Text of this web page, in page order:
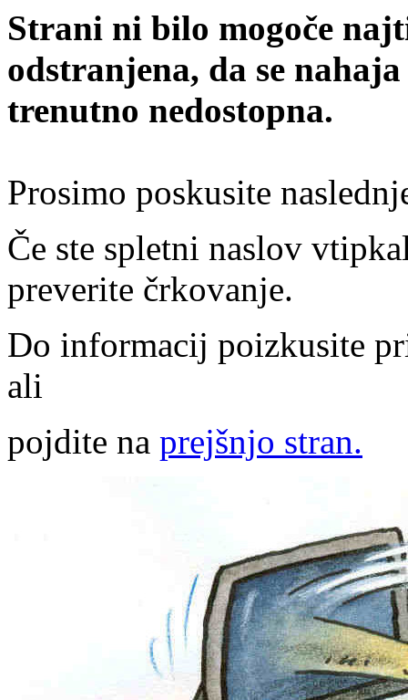
Strani ni bilo mogoče
odstranjena, da se
trenutno nedostopna.
Prosimo poskusite
Če ste spletni naslov
preverite črkovanje.
Do informacij poizkusite
ali
pojdite na prejšnjo stran.